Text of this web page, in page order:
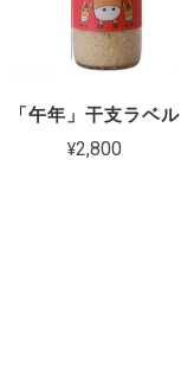
「午年」干支ラベル
¥2,800